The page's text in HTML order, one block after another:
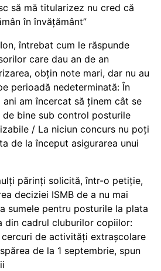
să mă titularizez nu cred că
în învățământ”
întrebat cum le răspunde
care dau an de an
obțin note mari, dar nu au
perioadă nedeterminată: În
ani am încercat să ținem cât se
de bine sub control posturile
/ La niciun concurs nu poți
de la început asigurarea unui
părinți solicită, într-o petiție,
deciziei ISMB de a nu mai
sumele pentru posturile la plata
din cadrul cluburilor copiilor:
cercuri de activități extrașcolare
de la 1 septembrie, spun